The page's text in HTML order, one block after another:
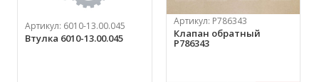
Артикул: 6010-13.00.045
Втулка 6010-13.00.045
Артикул: Р786343
Клапан обратный
Р786343